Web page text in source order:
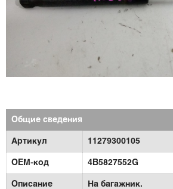
Общие сведения
Артикул 11279300105
OEM-код 4B5827552G
Описание На багажник.